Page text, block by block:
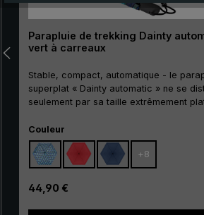
Parapluie de trekking Dainty
vert à carreaux
Stable, compact, automatique - le
superplat « Dainty automatic » ne se
seulement par sa taille extrêmement
rupture ainsi que ses griffes stables en
de verre rendent le « Dainty automatic » extrêmement
résistant. Grâce à son mécanisme
d'ouverture/fermeture automatique
parapluie de poche est de plus très
suffit d'appuyer sur un bouton pour
couverture du parapluie très
Sélectionnez
Couleur
+ 8
Prix régulier :
44,90 €